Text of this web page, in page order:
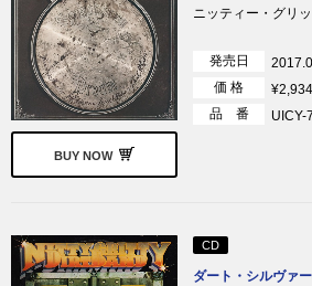
BUY NOW
ニッティー・グリ
発売日
価 格
品 番
UICY-
CD
ダート・シルヴァ